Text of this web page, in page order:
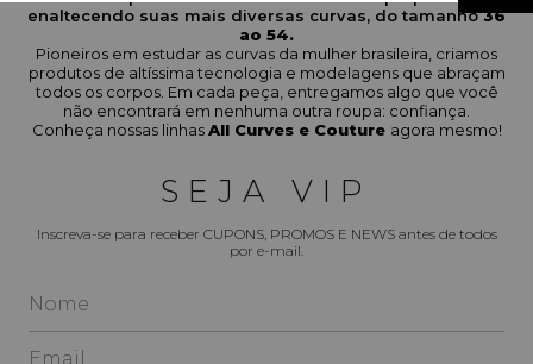
enaltecendo suas mais diversas curvas, do tamanho36
ao 54.
Pioneiros em estudar as curvas da mulher brasileira, criamos
produtos de altíssima tecnologia e modelagens que abraçam
todos os corpos. Em cada peça, entregamos algo que você
não encontrará em nenhuma outra roupa: confiança.
Conheça nossas linhasAll Curves e Couture agora mesmo!
SEJA VIP
Inscreva-se para receber CUPONS, PROMOS E NEWS antes de todos
por e-mail.